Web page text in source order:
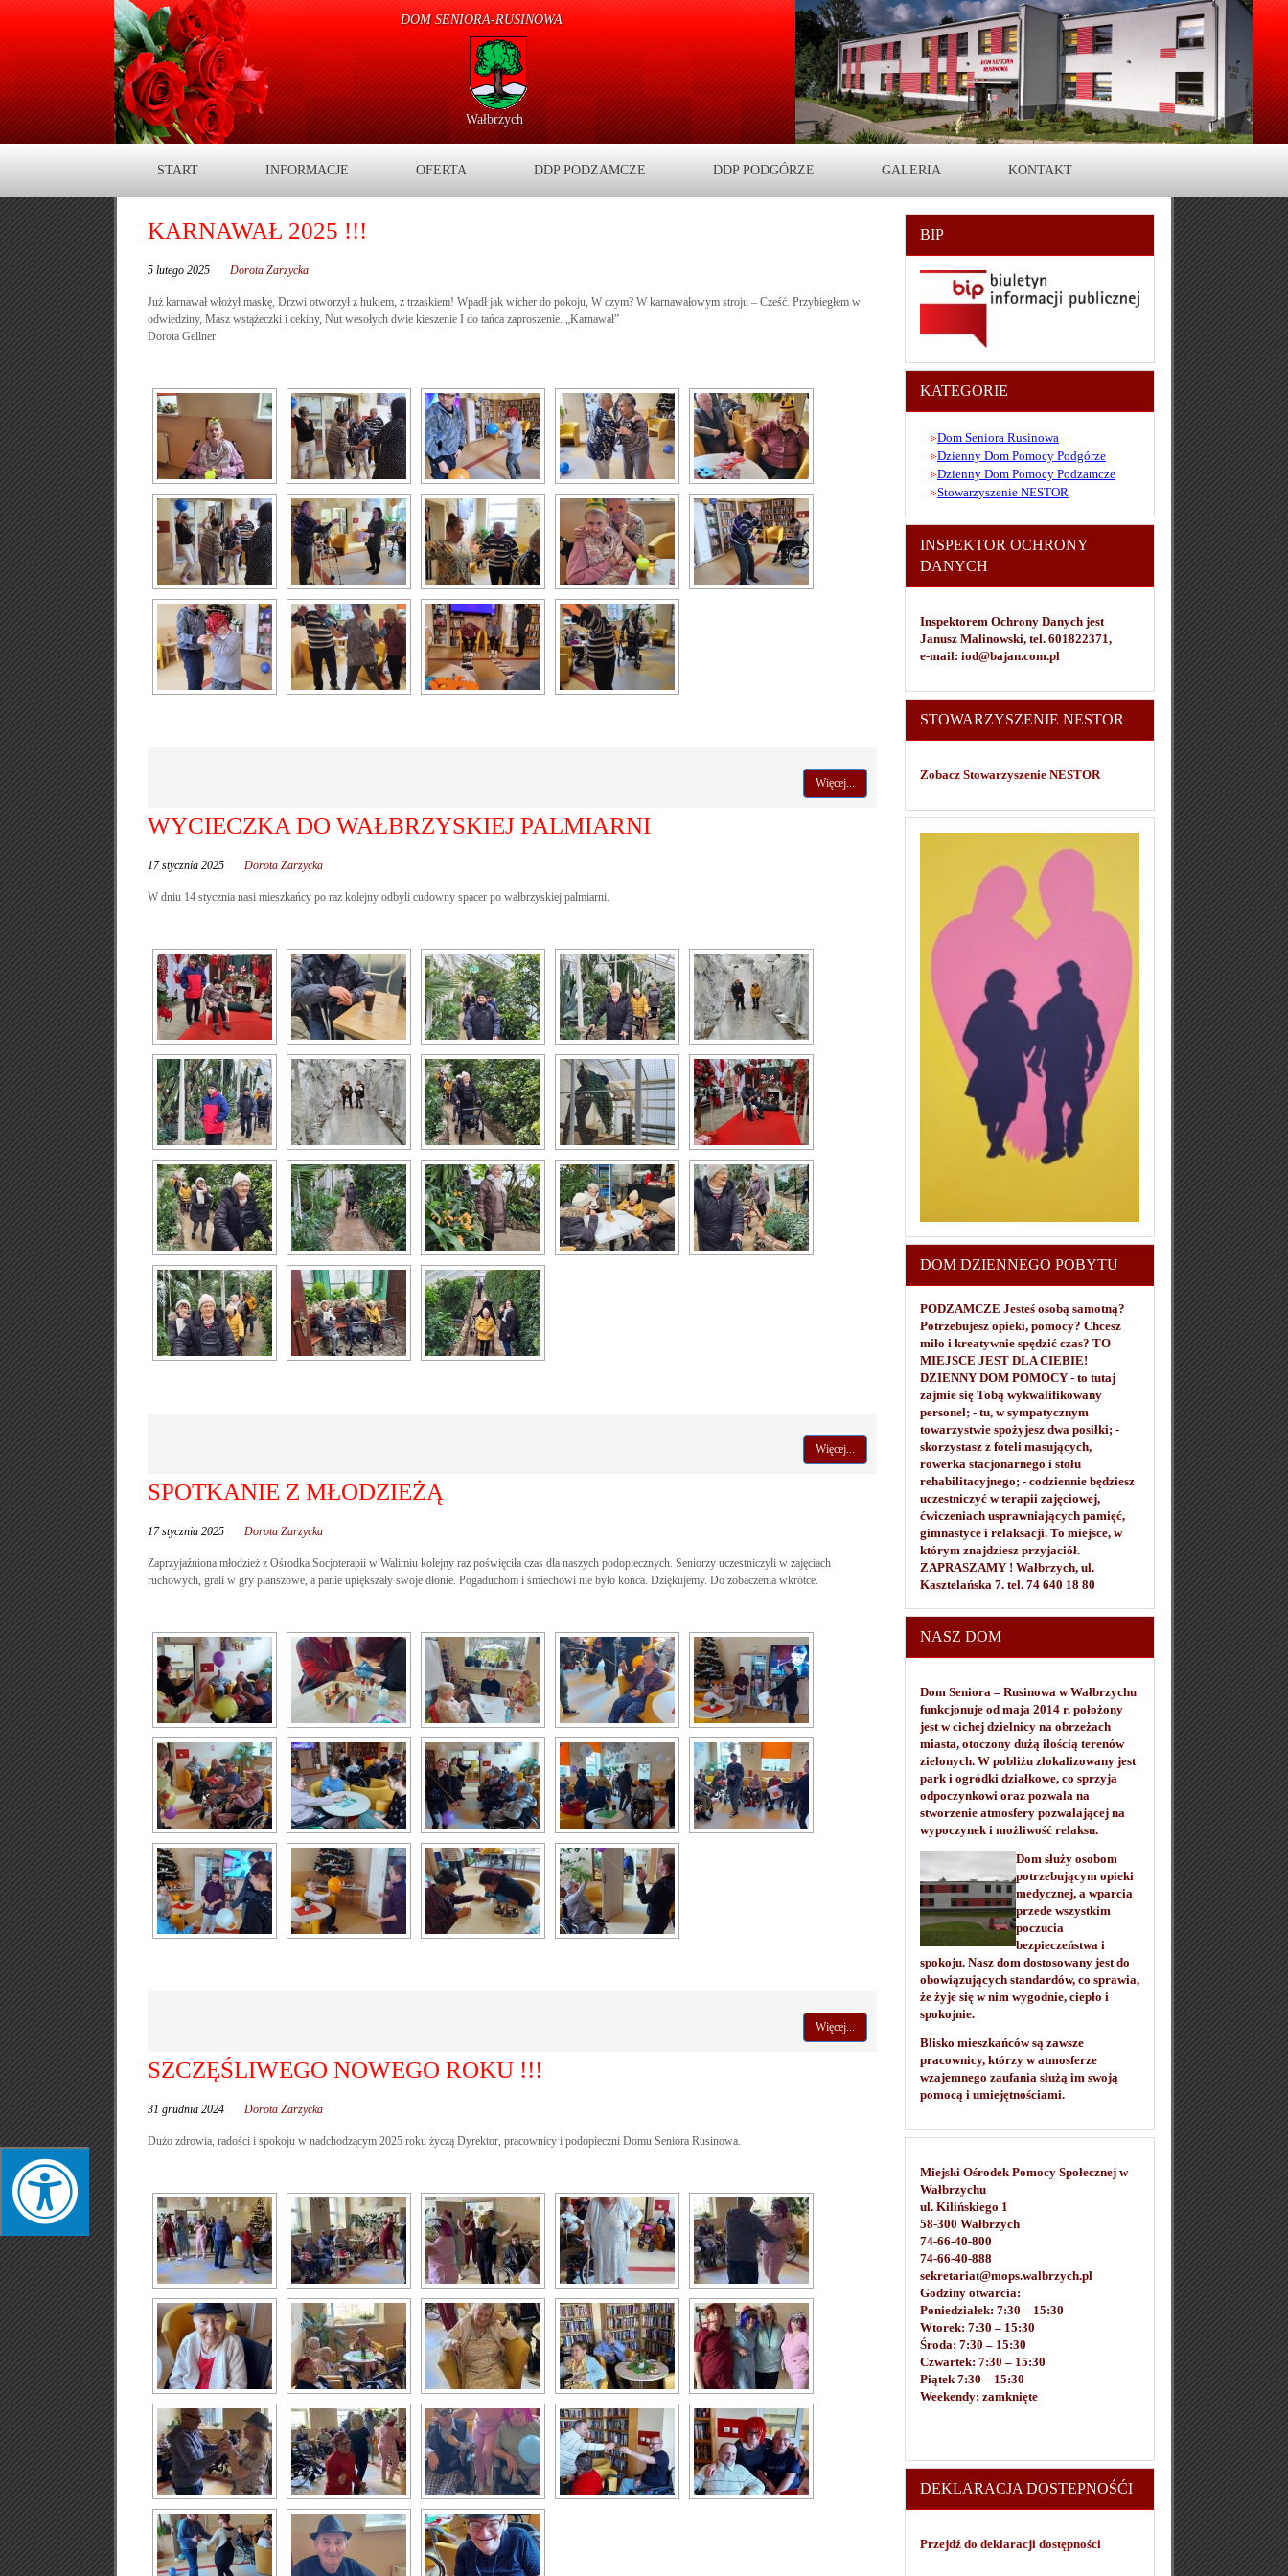
DOM SENIORA-RUSINOWA
Wałbrzych
START INFORMACJE OFERTA DDP PODZAMCZE DDP PODGÓRZE GALERIA KONTAKT
KARNAWAŁ 2025 !!!
5 lutego 2025 Dorota Zarzycka
Już karnawał włożył maskę, Drzwi otworzył z hukiem, z trzaskiem! Wpadł jak wicher do pokoju, W czym? W karnawałowym stroju – Cześć. Przybiegłem w
odwiedziny, Masz wstążeczki i cekiny, Nut wesołych dwie kieszenie I do tańca zaproszenie. „Karnawał”
Dorota Gellner
Więcej...
WYCIECZKA DO WAŁBRZYSKIEJ PALMIARNI
17 stycznia 2025 Dorota Zarzycka
W dniu 14 stycznia nasi mieszkańcy po raz kolejny odbyli cudowny spacer po wałbrzyskiej palmiarni.
Więcej...
SPOTKANIE Z MŁODZIEŻĄ
17 stycznia 2025 Dorota Zarzycka
Zaprzyjaźniona młodzież z Ośrodka Socjoterapii w Walimiu kolejny raz poświęciła czas dla naszych podopiecznych. Seniorzy uczestniczyli w zajęciach
ruchowych, grali w gry planszowe, a panie upiększały swoje dłonie. Pogaduchom i śmiechowi nie było końca. Dziękujemy. Do zobaczenia wkrótce.
Więcej...
SZCZĘŚLIWEGO NOWEGO ROKU !!!
31 grudnia 2024 Dorota Zarzycka
Dużo zdrowia, radości i spokoju w nadchodzącym 2025 roku życzą Dyrektor, pracownicy i podopieczni Domu Seniora Rusinowa.
BIP
KATEGORIE
Dom Seniora Rusinowa
Dzienny Dom Pomocy Podgórze
Dzienny Dom Pomocy Podzamcze
Stowarzyszenie NESTOR
INSPEKTOR OCHRONY
DANYCH
Inspektorem Ochrony Danych jest
Janusz Malinowski, tel. 601822371,
e-mail: iod@bajan.com.pl
STOWARZYSZENIE NESTOR
Zobacz Stowarzyszenie NESTOR
DOM DZIENNEGO POBYTU
PODZAMCZE Jesteś osobą samotną?
Potrzebujesz opieki, pomocy? Chcesz
miło i kreatywnie spędzić czas? TO
MIEJSCE JEST DLA CIEBIE!
DZIENNY DOM POMOCY - to tutaj
zajmie się Tobą wykwalifikowany
personel; - tu, w sympatycznym
towarzystwie spożyjesz dwa posiłki; -
skorzystasz z foteli masujących,
rowerka stacjonarnego i stołu
rehabilitacyjnego; - codziennie będziesz
uczestniczyć w terapii zajęciowej,
ćwiczeniach usprawniających pamięć,
gimnastyce i relaksacji. To miejsce, w
którym znajdziesz przyjaciół.
ZAPRASZAMY ! Wałbrzych, ul.
Kasztelańska 7. tel. 74 640 18 80
NASZ DOM
Dom Seniora – Rusinowa w Wałbrzychu
funkcjonuje od maja 2014 r. położony
jest w cichej dzielnicy na obrzeżach
miasta, otoczony dużą ilością terenów
zielonych. W pobliżu zlokalizowany jest
park i ogródki działkowe, co sprzyja
odpoczynkowi oraz pozwala na
stworzenie atmosfery pozwalającej na
wypoczynek i możliwość relaksu.
Dom służy osobom
potrzebującym opieki
medycznej, a wparcia
przede wszystkim
poczucia
bezpieczeństwa i
spokoju. Nasz dom dostosowany jest do
obowiązujących standardów, co sprawia,
że żyje się w nim wygodnie, ciepło i
spokojnie.
Blisko mieszkańców są zawsze
pracownicy, którzy w atmosferze
wzajemnego zaufania służą im swoją
pomocą i umiejętnościami.
Miejski Ośrodek Pomocy Społecznej w
Wałbrzychu
ul. Kilińskiego 1
58-300 Wałbrzych
74-66-40-800
74-66-40-888
sekretariat@mops.walbrzych.pl
Godziny otwarcia:
Poniedziałek: 7:30 – 15:30
Wtorek: 7:30 – 15:30
Środa: 7:30 – 15:30
Czwartek: 7:30 – 15:30
Piątek 7:30 – 15:30
Weekendy: zamknięte
DEKLARACJA DOSTEPNOŚĆI
Przejdź do deklaracji dostępności